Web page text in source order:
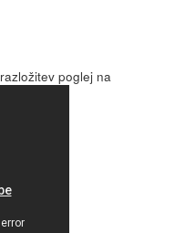
poglej na